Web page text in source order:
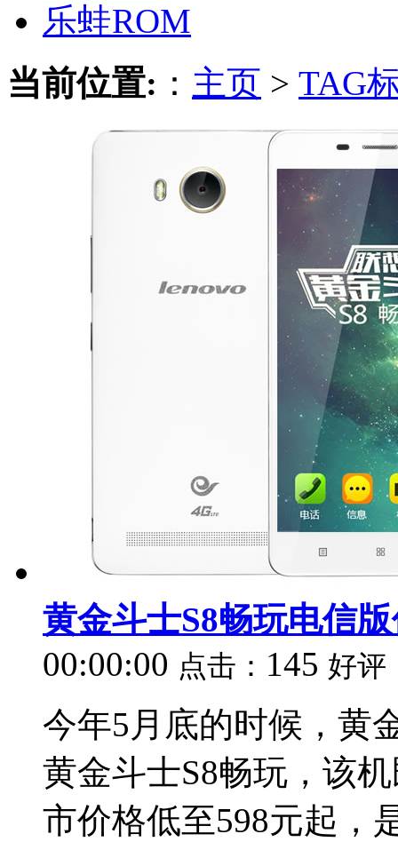
乐蛙ROM
当前位置: ： 主页 > TAG
黄金斗士S8畅玩电信
00:00:00 点击： 145 好评
今年5月底的时候，黄
黄金斗士S8畅玩，该
市价格低至598元起，